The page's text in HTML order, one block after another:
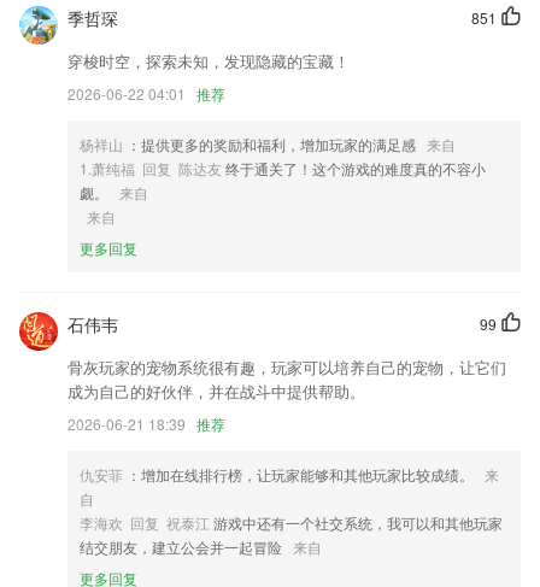
2,看腻了大众线路，这里有的是旅行达人刺激旅程攻略。
3,为广大的普通话学习者提供了专属的社区，可以在一起分享普通话训练
以及考试的相关经验;
5,我市品牌企业可以通过申请，免费在网站及客户端平台上进行品牌展
示，提升品牌形象和知名度，网站还设立商标转让信息平台。
6,进入软件、游戏、专题分类，帮你快速找到喜欢的应用
集结号捕鱼3d手机版软件优势
点手册
2.预约考试：根据自己的学习进度，可以在线进行开始预约；
3.软件内容
4.软件的群体是大学校园，为各种的问题给出解决方案，这里面还能给22
5.与教材课本同步，语文、数学、英语同步学习工具，通过APP进行识
字、听写、单词口语、口算等专项学习。
6.全真模拟考试，包含2021年新施行的新交规考题
851
季哲琛
穿梭时空，探索未知，发现隐藏的宝藏！
2026-06-22 04:01 推荐
杨祥山 ：提供更多的奖励和福利，增加玩家的满足感 来自
1.萧纯福 回复 陈达友 终于通关了！这个游戏的难度真的不容小
觑。
来自
来自
更多回复
99
石伟韦
骨灰玩家的宠物系统很有趣，玩家可以培养自己的宠物，让它们
成为自己的好伙伴，并在战斗中提供帮助。
2026-06-21 18:39 推荐
仇安菲 ：增加在线排行榜，让玩家能够和其他玩家比较成绩。
来
自
李海欢 回复 祝泰江 游戏中还有一个社交系统，我可以和其他玩家
结交朋友，建立公会并一起冒险 来自
更多回复